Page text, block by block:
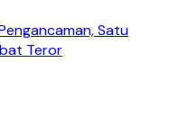
Satu
Teror